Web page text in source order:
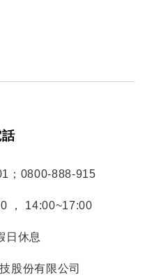
；0800-888-915
， 14:00~17:00
日休息
股份有限公司